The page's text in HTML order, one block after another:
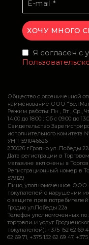
Я согласен с
Общество с ограниченной
наименование ООО
Режим работы: Пн , Вт , Ср , Чт
14:00 до 18:00 ; Сб c 09:00 до
Свидетельство
исполнительного комитета
УНП 591046626
230026 г.Гродно ул. Победы
Дата регистрации в
магазине включены в
Регистрационный номер в
579129
Лицо, уполномоченное ООО
покупателей о нарушении
о защите прав потребителей:
Гродно ул.Победы 22а
Телефон уполномоченных
торговли и услуг
покупателей): +375 152 62 69
62 69 71, +375 152 62 69 47, +375